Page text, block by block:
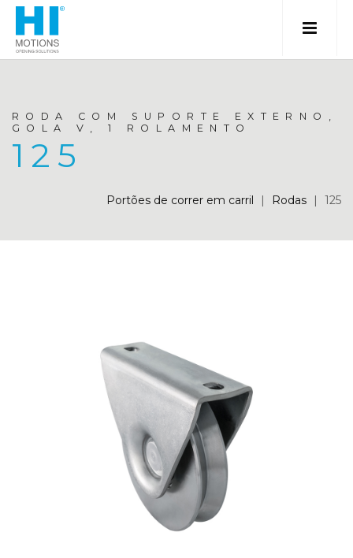
RODA COM SUPORTE EXTERNO,
GOLA V, 1 ROLAMENTO
125
Portões de correr em carril | Rodas | 125